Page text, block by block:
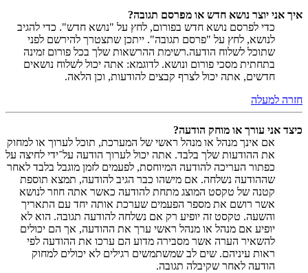
איך אני יוצר נושא חדש או מפרסם תגובה?
כדי לפרסם נושא חדש בפורום, לחץ על "נושא חדש". כדי להגיב
לנושא, לחץ על "פרסם תגובה". ייתכן שתצטרך להירשם לפני
שתוכל לשלוח הודעה.רשימת ההרשאות שלך בכל פורום זמינה
בתחתית מסכי פורום ונושא. לדוגמא: אתה יכול לשלוח נושאים
חדשים, אתה יכול לצרף קבצים להודעות, וכן הלאה.
חזרה למעלה
כיצד אני עורך או מוחק הודעה?
אם אינך מנהל או מנהל ראשי של המערכת, תוכל לערוך או למחוק
את ההודעות שלך בלבד. אתה יכול לערוך הודעה על־ידי לחיצה על
כפתור העריכה להודעה המיוחסת, לפעמים לזמן מוגבל בלבד לאחר
שההודעה נשלחה. אם מישהו כבר הגיב להודעה, תמצא תוספת
קטנה של טקסט המוצג מתחת להודעה כאשר אתה חוזר לנושא
אשר רושם את מספר הפעמים שערכת אותה יחד עם התאריך
והשעה. טקסט זה יופיע רק אם נשלחה להודעה תגובה. הוא לא
יופיע אם מנהל או מנהל ראשי ערך את ההודעה, אך הם יכולים
להשאיר הערה אשר מסבירה מדוע הם ערכו את ההודעה לפי
ראות עיניהם. שים לב שמשתמשים רגילים לא יכולים למחוק
הודעה לאחר שקיבלה תגובה.